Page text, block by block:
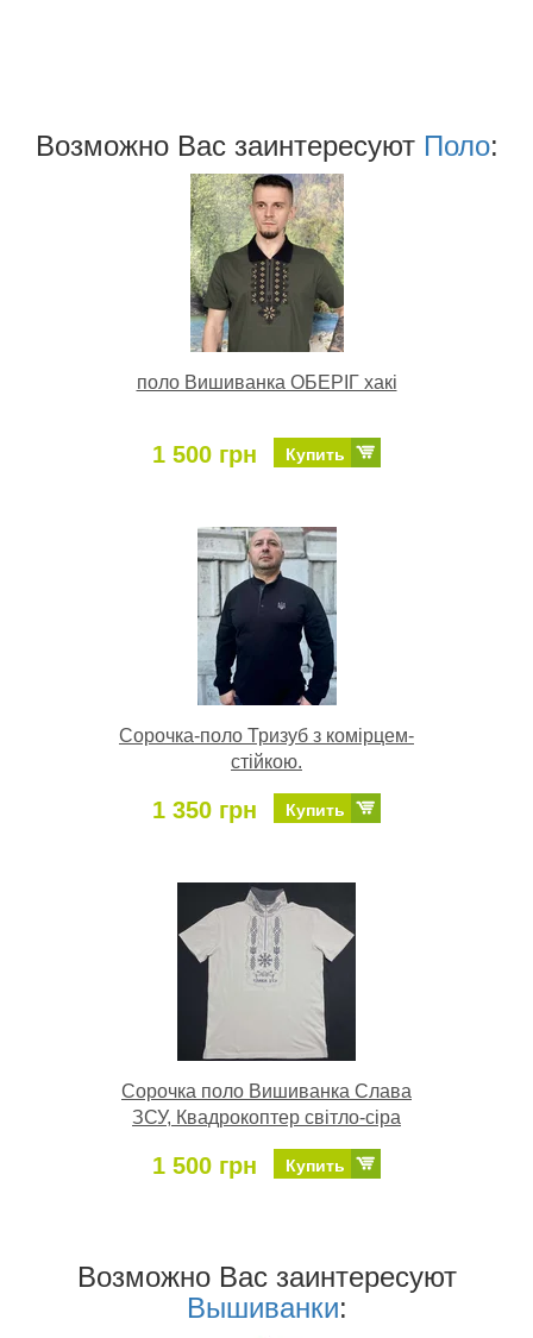
Возможно Ваc заинтересуют Поло:
поло Вишиванка ОБЕРІГ хакі
1 500 грн Купить
Сорочка-поло Тризуб з комірцем-
стійкою.
1 350 грн Купить
Сорочка поло Вишиванка Слава
ЗСУ, Квадрокоптер світло-сіра
1 500 грн Купить
Возможно Ваc заинтересуют
Вышиванки: